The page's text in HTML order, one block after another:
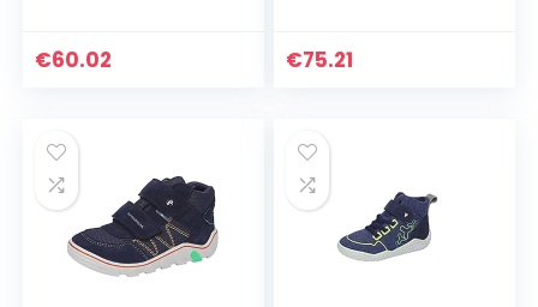
€60.02
blotevoetenschoe
€75.21